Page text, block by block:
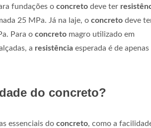
fundações o concreto deve ter
25 MPa. Já na laje, o concreto deve
Para o concreto magro utilizado em
a resistência esperada é de apenas
do concreto?
essenciais do concreto, como a